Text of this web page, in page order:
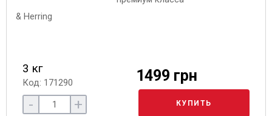
3 кг
Код: 171290 1499 грн
- + КУПИТЬ